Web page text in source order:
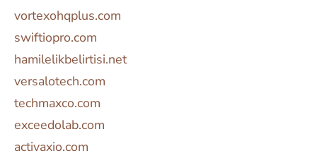
vortexohqplus.com
swiftiopro.com
hamilelikbelirtisi.net
versalotech.com
techmaxco.com
exceedolab.com
activaxio.com